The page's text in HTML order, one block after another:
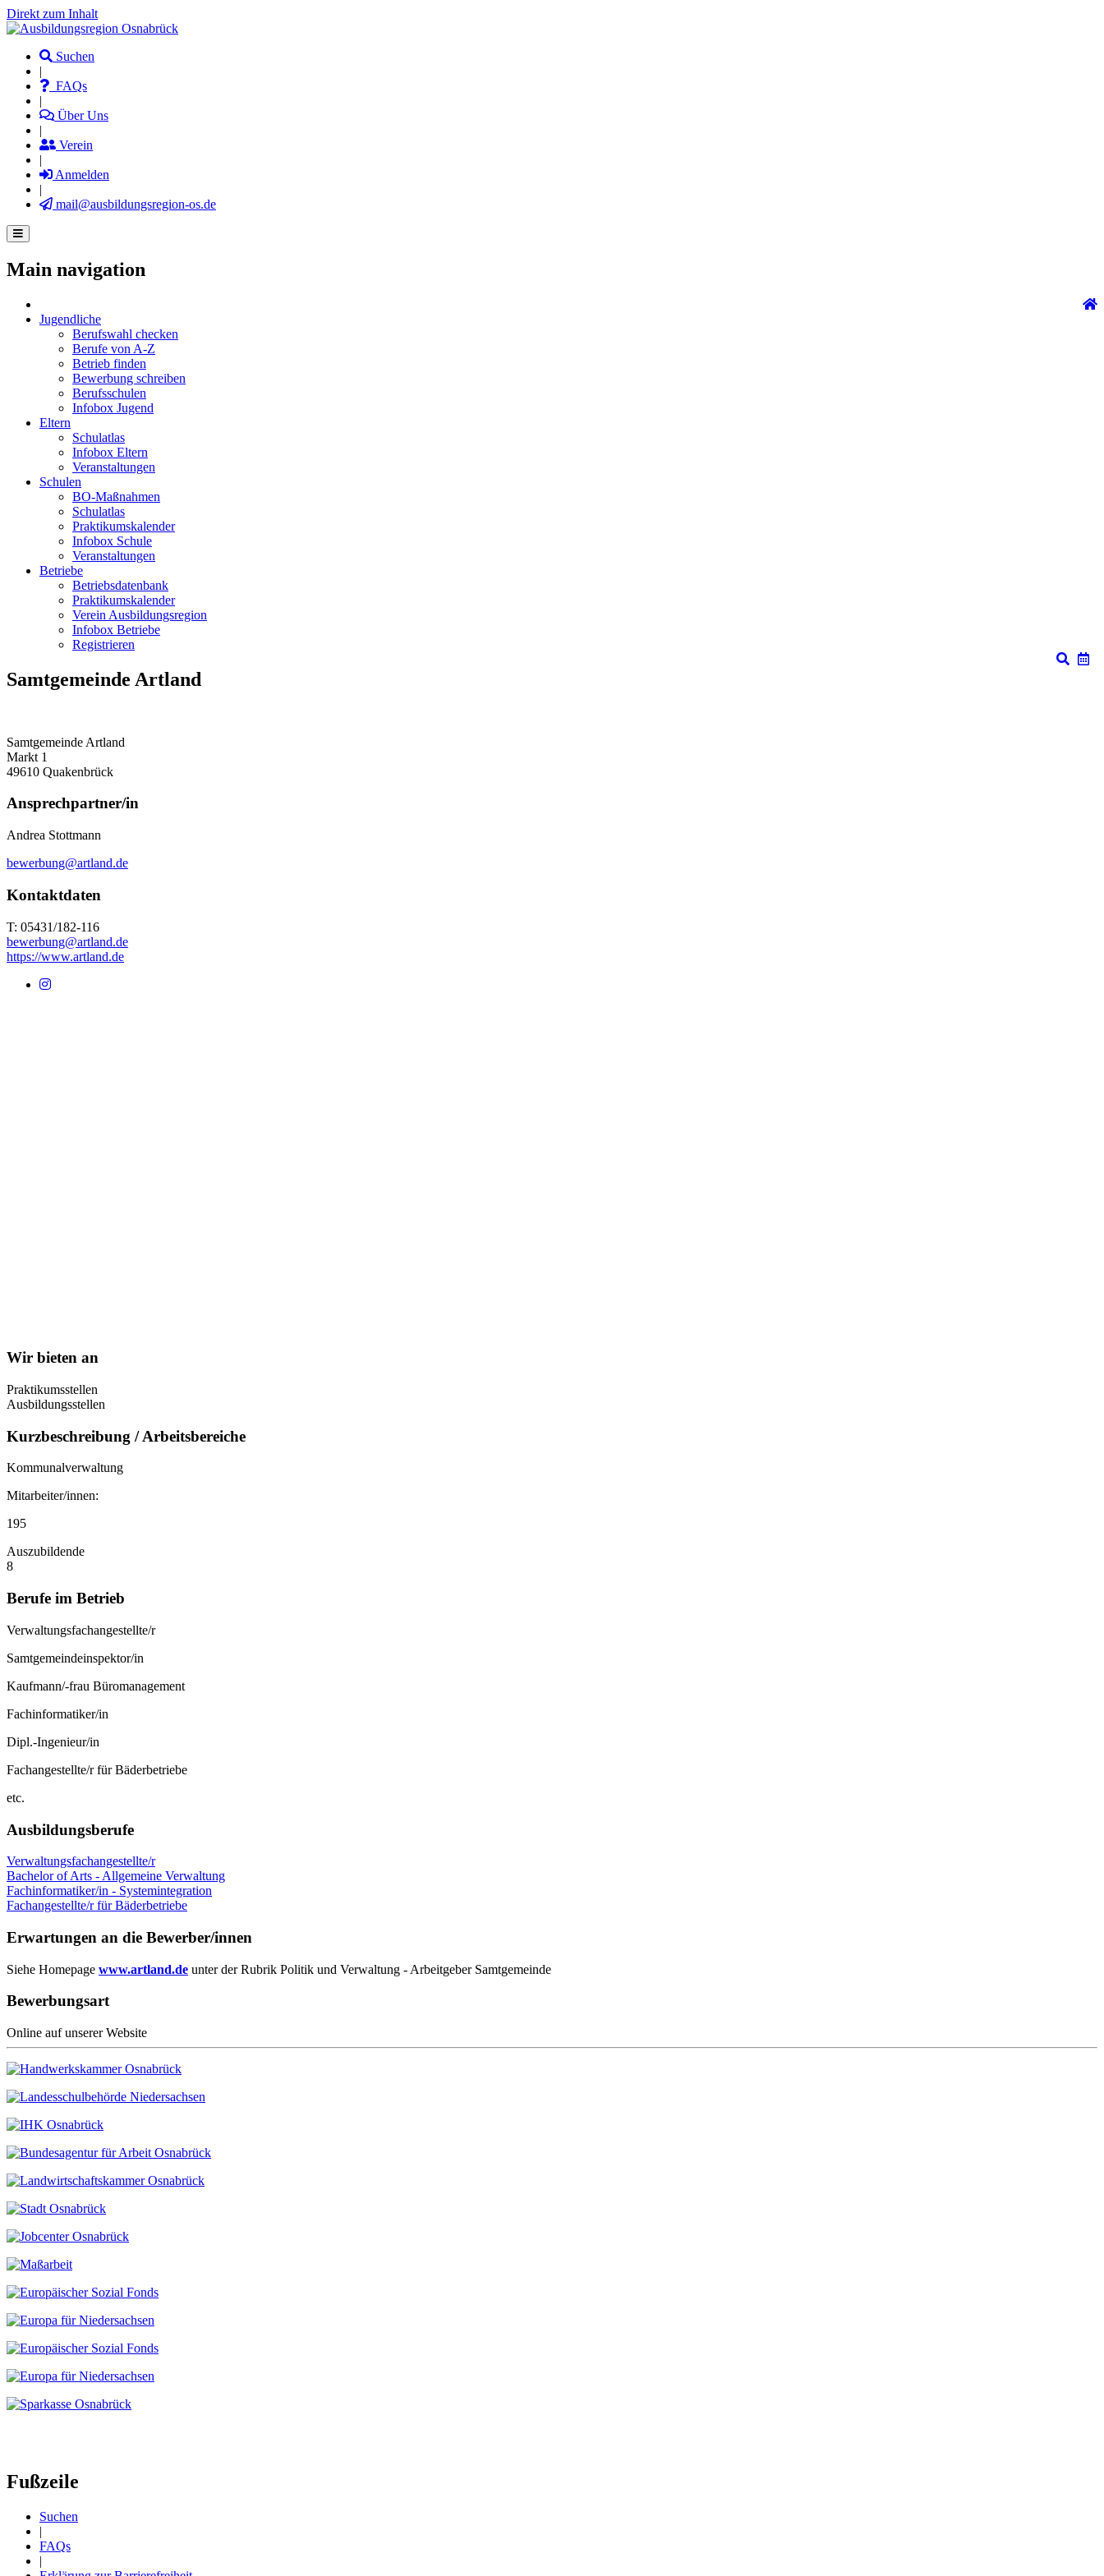
Direkt zum Inhalt
Suchen
|
FAQs
|
Über Uns
|
Verein
|
Anmelden
|
mail@ausbildungsregion-os.de
Main navigation
Jugendliche
Berufswahl checken
Berufe von A-Z
Betrieb finden
Bewerbung schreiben
Berufsschulen
Infobox Jugend
Eltern
Schulatlas
Infobox Eltern
Veranstaltungen
Schulen
BO-Maßnahmen
Schulatlas
Praktikumskalender
Infobox Schule
Veranstaltungen
Betriebe
Betriebsdatenbank
Praktikumskalender
Verein Ausbildungsregion
Infobox Betriebe
Registrieren
Samtgemeinde Artland
Samtgemeinde Artland
Markt 1
49610 Quakenbrück
Ansprechpartner/in
Andrea Stottmann
bewerbung@artland.de
Kontaktdaten
T: 05431/182-116
bewerbung@artland.de
https://www.artland.de
Wir bieten an
Praktikumsstellen
Ausbildungsstellen
Kurzbeschreibung / Arbeitsbereiche
Kommunalverwaltung
Mitarbeiter/innen:
195
Auszubildende
8
Berufe im Betrieb
Verwaltungsfachangestellte/r
Samtgemeindeinspektor/in
Kaufmann/-frau Büromanagement
Fachinformatiker/in
Dipl.-Ingenieur/in
Fachangestellte/r für Bäderbetriebe
etc.
Ausbildungsberufe
Verwaltungsfachangestellte/r
Bachelor of Arts - Allgemeine Verwaltung
Fachinformatiker/in - Systemintegration
Fachangestellte/r für Bäderbetriebe
Erwartungen an die Bewerber/innen
Siehe Homepage www.artland.de unter der Rubrik Politik und Verwaltung - Arbeitgeber Samtgemeinde
Bewerbungsart
Online auf unserer Website
Fußzeile
Suchen
|
FAQs
|